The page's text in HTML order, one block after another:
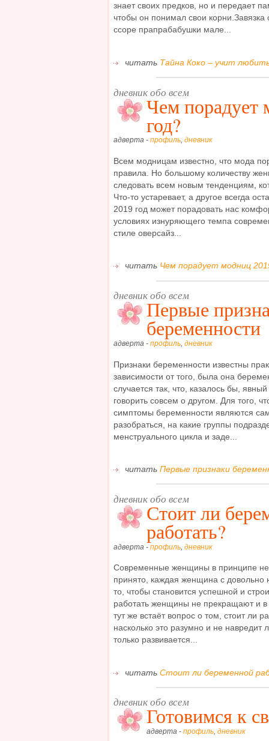
знает своих предков, но и передает
чтобы он понимал свои
ссоре прапрабабушки мале...
читать Тайна Коко – учит
дневник обо всем
Чем порадует
год?
адверта - профиль, дневник
Всем модницам известно, что мода
правила. Но большому количеству
следовать всем новым тенденциям,
Что-то устаревает, а другое всегда
2019 год может порадовать нас
условиях изнуряющего темпа
стиле оверсайз...
читать Чем порадует модниц
дневник обо всем
Первые
беременности
адверта - профиль, дневник
Признаки беременности известны
зависимости от того, была она
случается так, что, казалось бы,
говорить совсем о другом. Для того,
симптомы беременности являются
разобраться, на какие группы
менструального цикла и заде...
читать Первые признаки
дневник обо всем
Стоит ли
работать?
адверта - профиль дневник
Современные женщины в принципе не
принято, каждая женщина с довольно
то, чтобы становится успешной и
работать женщины не прекращают и
тут же встаёт вопрос о том, стоит ли
насколько это разумно и не
только развивается...
читать Стоит ли беременной
дневник обо всем
Готовимся к
адверта - профиль, дневник